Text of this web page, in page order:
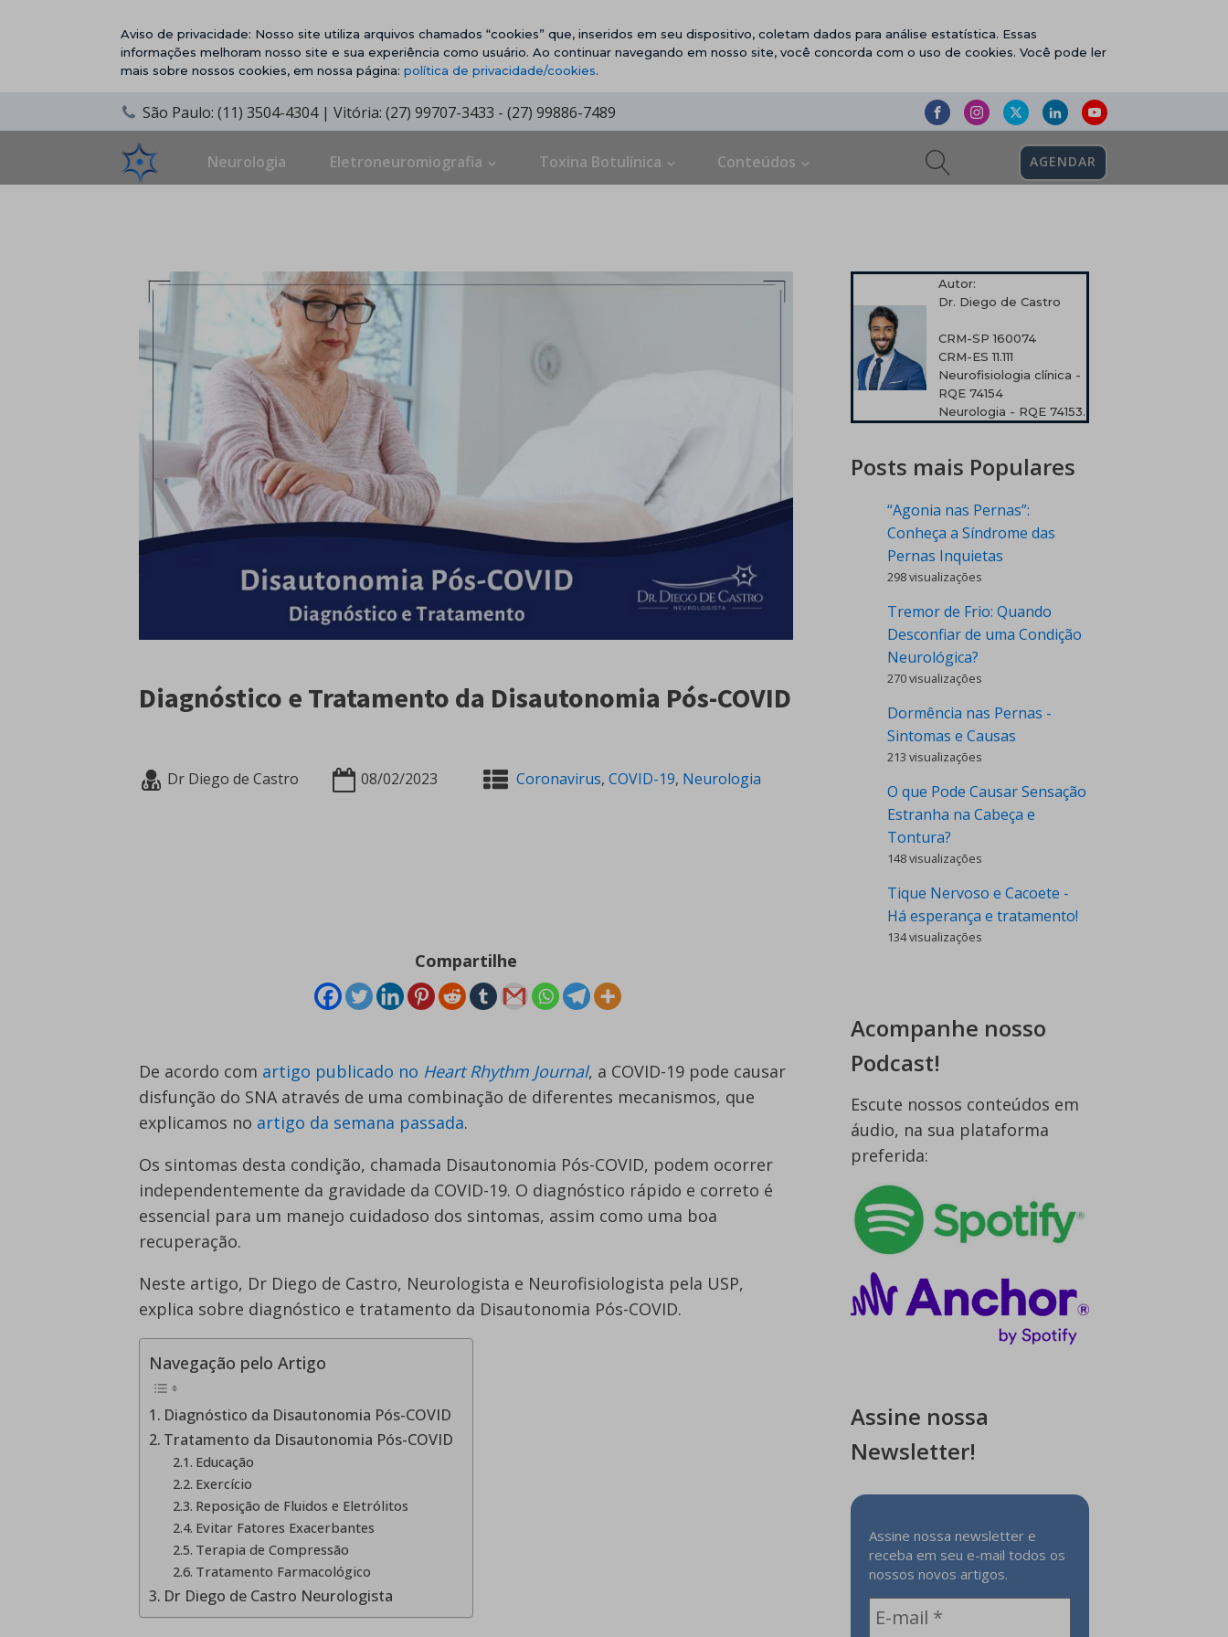
Aviso de privacidade: Nosso site utiliza arquivos chamados “cookies” que, inseridos em seu dispositivo, coletam dados para análise estatística. Essas
informações melhoram nosso site e sua experiência como usuário. Ao continuar navegando em nosso site, você concorda com o uso de cookies. Você pode ler
mais sobre nossos cookies, em nossa página: política de privacidade/cookies.
São Paulo: (11) 3504-4304 | Vitória: (27) 99707-3433 - (27) 99886-7489
Neurologia Eletroneuromiografia Toxina Botulínica Conteúdos AGENDAR
Diagnóstico e Tratamento da Disautonomia Pós-COVID
Dr Diego de Castro 08/02/2023 Coronavirus,COVID-19, Neurologia
Compartilhe
De acordo com artigo publicado no Heart Rhythm Journal, a COVID-19 pode causar
disfunção do SNA através de uma combinação de diferentes mecanismos, que
explicamos no artigo da semana passada.
Os sintomas desta condição, chamada Disautonomia Pós-COVID, podem ocorrer
independentemente da gravidade da COVID-19. O diagnóstico rápido e correto é
essencial para um manejo cuidadoso dos sintomas, assim como uma boa
recuperação.
Neste artigo, Dr Diego de Castro, Neurologista e Neurofisiologista pela USP,
explica sobre diagnóstico e tratamento da Disautonomia Pós-COVID.
Navegação pelo Artigo
Diagnóstico da Disautonomia Pós-COVID
Tratamento da Disautonomia Pós-COVID
Educação
Exercício
Reposição de Fluidos e Eletrólitos
Evitar Fatores Exacerbantes
Terapia de Compressão
Tratamento Farmacológico
Dr Diego de Castro Neurologista
Autor:
Dr. Diego de Castro
CRM-SP 160074
CRM-ES 11.111
Neurofisiologia clínica -
RQE 74154
Neurologia - RQE 74153.
Posts mais Populares
“Agonia nas Pernas”:
Conheça a Síndrome das
Pernas Inquietas
298 visualizações
Tremor de Frio: Quando
Desconfiar de uma Condição
Neurológica?
270 visualizações
Dormência nas Pernas -
Sintomas e Causas
213 visualizações
O que Pode Causar Sensação
Estranha na Cabeça e
Tontura?
148 visualizações
Tique Nervoso e Cacoete -
Há esperança e tratamento!
134 visualizações
Acompanhe nosso
Podcast!
Escute nossos conteúdos em
áudio, na sua plataforma
preferida:
Assine nossa
Newsletter!
Assine nossa newsletter e
receba em seu e-mail todos os
nossos novos artigos.